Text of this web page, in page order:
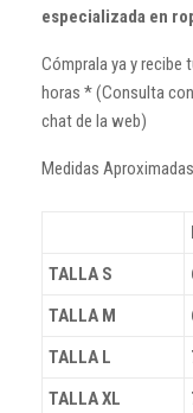
especializada en
Cómprala ya y recibe
horas * (Consulta
chat de la web)
Medidas Aproximadas
TALLA S
TALLA M
TALLA L
TALLA XL